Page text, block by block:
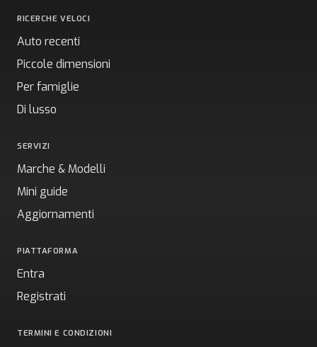
RICERCHE VELOCI
Auto recenti
Piccole dimensioni
Per famiglie
Di lusso
SERVIZI
Marche & Modelli
Mini guide
Aggiornamenti
PIATTAFORMA
Entra
Registrati
TERMINI E CONDIZIONI